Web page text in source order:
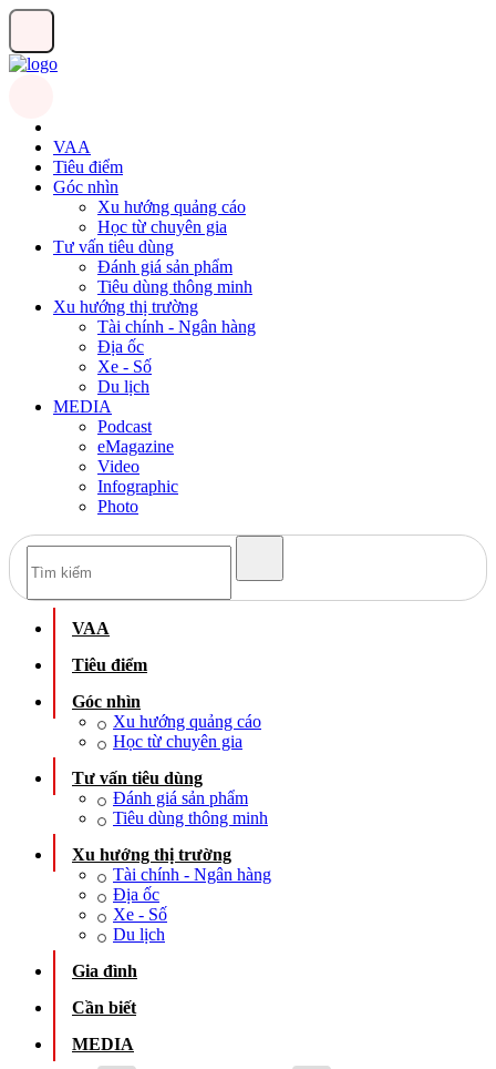
VAA
Tiêu điểm
Góc nhìn
Xu hướng quảng cáo
Học từ chuyên gia
Tư vấn tiêu dùng
Đánh giá sản phẩm
Tiêu dùng thông minh
Xu hướng thị trường
Tài chính - Ngân hàng
Địa ốc
Xe - Số
Du lịch
MEDIA
Podcast
eMagazine
Video
Infographic
Photo
VAA
Tiêu điểm
Góc nhìn
Xu hướng quảng cáo
Học từ chuyên gia
Tư vấn tiêu dùng
Đánh giá sản phẩm
Tiêu dùng thông minh
Xu hướng thị trường
Tài chính - Ngân hàng
Địa ốc
Xe - Số
Du lịch
Gia đình
Cần biết
MEDIA